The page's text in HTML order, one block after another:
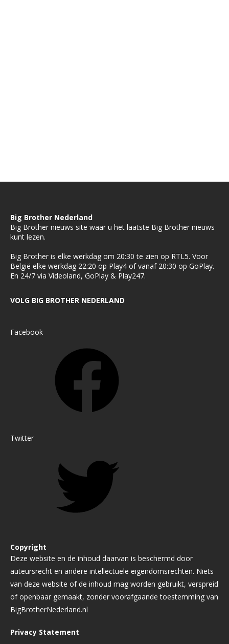
Big Brother Nederland
Big Brother nieuws site waar u het laatste Big Brother nieuws
kunt lezen.
Big Brother is elke werkdag om 20:30 te zien op RTL5. Voor
België elke werkdag 22:20 op Play4 of vanaf 20:30 op GoPlay.
En 24/7 via Videoland, GoPlay & Play247.
VOLG BIG BROTHER NEDERLAND
Facebook
Twitter
Copyright
Deze website en de inhoud daarvan is beschermd door
auteursrecht en andere intellectuele eigendomsrechten. Niets
van deze website of de inhoud mag worden gebruikt, verspreid
of openbaar gemaakt, zonder voorafgaande toestemming van
BigBrotherNederland.nl
Privacy Statement